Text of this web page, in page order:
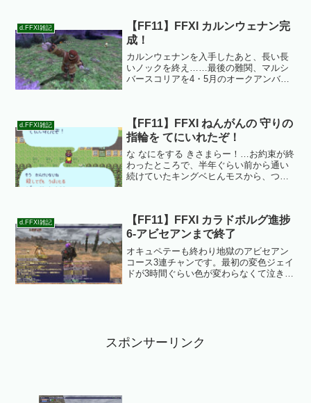
開...
d.FFXI雑記
【FF11】FFXI カルンウェナン完
成！
カルンウェナンを入手したあと、長い長
いノックを終え……最後の難関、マルシ
バースコリアを4・5月のオークアンバス
夜…カル...
d.FFXI雑記
【FF11】FFXI ねんがんの 守りの
指輪を てにいれたぞ！
な なにをする きさまらー！…お約束が終
わったところで、半年ぐらい前から通い
続けていたキングベヒんモスから、つい
ジョブ・ナイトをつい...
d.FFXI雑記
【FF11】FFXI カラドボルグ進捗
6-アビセアンまで終了
オキュペテーも終わり地獄のアビセアン
コース3連チャンです。最初の変色ジェイ
ドが3時間ぐらい色が変わらなくて泣きそ
スポンサーリンク